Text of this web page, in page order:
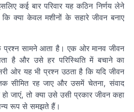
कई बार परिवार यह कठिन निर्णय लेने
क्या केवल मशीनों के सहारे जीवन बनाए
प्रश्न सामने आता है। एक ओर मानव जीवन
है और उसे हर परिस्थिति में बचाने का
ओर यह भी प्रश्न उठता है कि यदि जीवन
सीमित रह जाए और उसमें चेतना, संवाद
जाएं, तो क्या उसे उसी प्रकार जीवन कहा
रूप से समझते हैं।